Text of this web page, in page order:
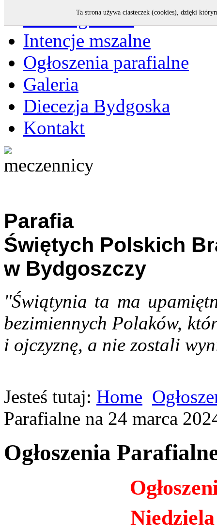
Strona główna
Intencje mszalne
Ogłoszenia parafialne
Galeria
Diecezja Bydgoska
Kontakt
Parafia
Świętych Polskich
w Bydgoszczy
"Świątynia ta ma
bezimiennych Polaków,
i ojczyznę, a nie zostali
Jesteś tutaj: Home
Parafialne na 24 marca
Ogłoszenia
Ta strona używa ciasteczek (cookies), dzięki